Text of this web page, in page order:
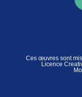
Ces œuvres sont
Licence